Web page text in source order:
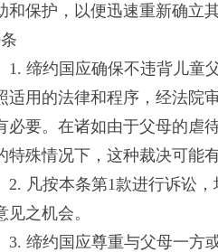
和保护，以便迅速重新确立
缔约国应确保不违背儿童父
适用的法律和程序，经法院
必要。在诸如由于父母的虐
特殊情况下，这种裁决可能
凡按本条第1款进行诉讼，
见之机会。
缔约国应尊重与父母一方或